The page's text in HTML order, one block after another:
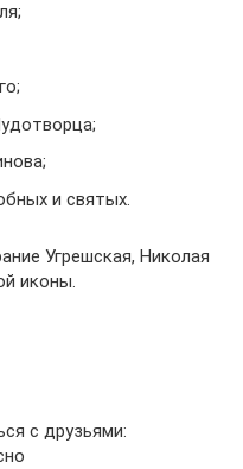
и святых.
Угрешская, Николая
иконы.
с друзьями: